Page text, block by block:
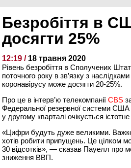
Безробіття в
досягти 25%
12:19 / 18 травня 2020
Рівень безробіття в Сполучених
поточного року в зв’язку з
коронавірусу може досягти 20-25%.
Про це в інтерв’ю телекомпаніїCBS
Федеральної резервної системи
у другому кварталі очікується
«Цифри будуть дуже великими.
хотів робити припущень. Це цілком
30 відсотків», — сказав Пауелл про
зниження ВВП.